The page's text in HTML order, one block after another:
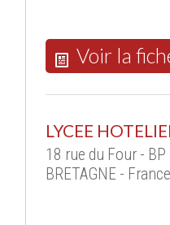
Voir la
LYCEE
18 rue du Four -
BRETAGNE - France